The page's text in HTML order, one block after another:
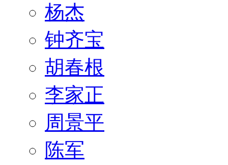
杨杰
钟齐宝
胡春根
李家正
周景平
陈军